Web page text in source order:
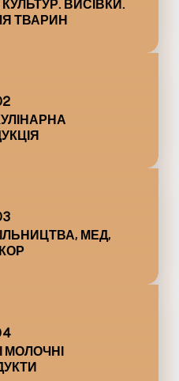
ВИСІВКИ.
ТВАРИН
МЕД,
МОЛОЧНІ